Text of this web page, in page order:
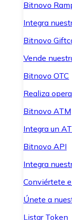
Bitnovo
Integra
Bitnovo
Vende
Bitnovo OTC
Realiza
Bitnovo ATM
Integra un
Bitnovo API
Integra
Conviértete
Únete a
Listar Token